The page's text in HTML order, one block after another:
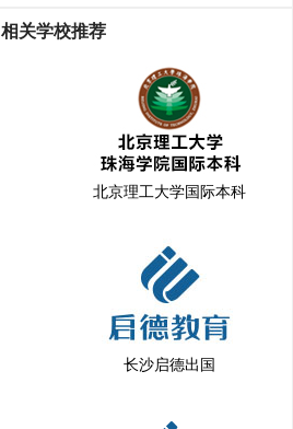
相关学校推荐
北京理工大学国际本科
长沙启德出国